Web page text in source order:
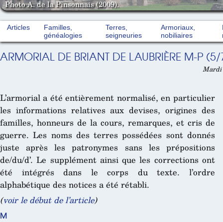
Photo A. de la Pinsonnais (2009).
Articles
Familles,
généalogies
Terres,
seigneuries
Armoriaux,
nobiliaires
ARMORIAL DE BRIANT DE LAUBRIÈRE M-P
Mardi
L’armorial a été entièrement normalisé, en particulier
les informations relatives aux devises, origines des
familles, honneurs de la cours, remarques, et cris de
guerre. Les noms des terres possédées sont donnés
juste après les patronymes sans les prépositions
de/du/d’. Le supplément ainsi que les corrections ont
été intégrés dans le corps du texte. l’ordre
alphabétique des notices a été rétabli.
(voir le début de l’article)
M